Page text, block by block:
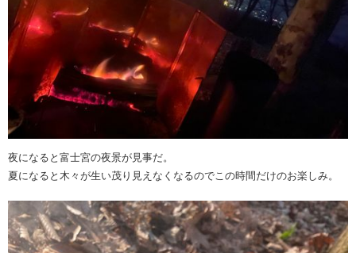
夜になると富士宮の夜景が見事だ。
夏になると木々が生い茂り見えなくなるのでこの時間だけのお楽しみ。